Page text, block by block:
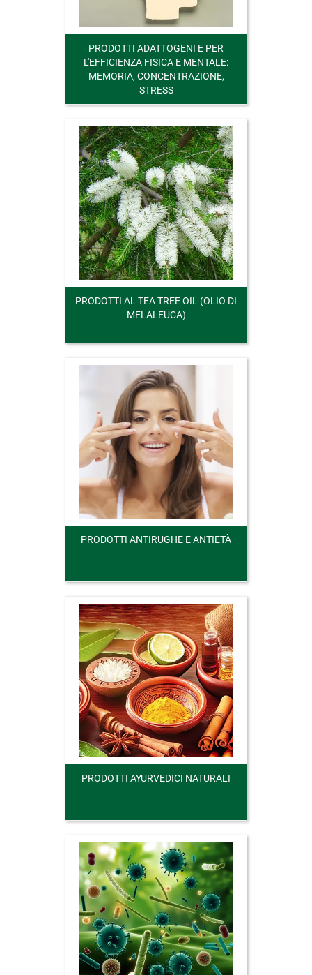
PRODOTTI ADATTOGENI E PER
L'EFFICIENZA FISICA E MENTALE:
MEMORIA, CONCENTRAZIONE,
STRESS
PRODOTTI AL TEA TREE OIL (OLIO DI
MELALEUCA)
PRODOTTI ANTIRUGHE E ANTIETÀ
PRODOTTI AYURVEDICI NATURALI